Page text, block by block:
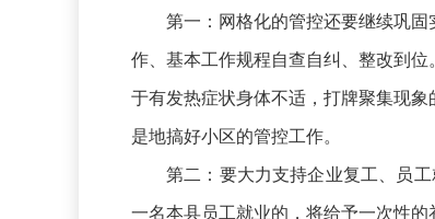
第一：网格化的管控还要继续巩
作、基本工作规程自查自纠、整改到
于有发热症状身体不适，打牌聚集现
是地搞好小区的管控工作。
第二：要大力支持企业复工、员
一名本县员工就业的，将给予一次性